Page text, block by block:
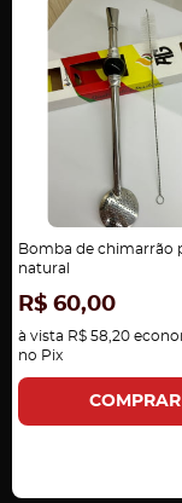
Bomba de chimarrão
natural
R$ 60,00
à vista R$ 58,20
no Pix
COMPRAR